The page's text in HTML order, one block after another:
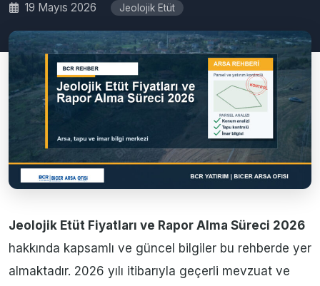
19 Mayıs 2026 Jeolojik Etüt
Jeolojik Etüt Fiyatları ve Rapor Alma Süreci 2026
hakkında kapsamlı ve güncel bilgiler bu rehberde yer
almaktadır. 2026 yılı itibarıyla geçerli mevzuat ve